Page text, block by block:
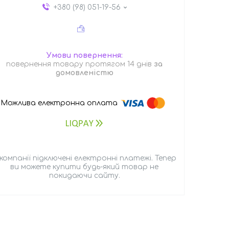
+380 (98) 051-19-56
повернення товару протягом 14 днів за
домовленістю
підключені електронні платежі. Тепер
ви можете купити будь-який товар не
покидаючи сайту.